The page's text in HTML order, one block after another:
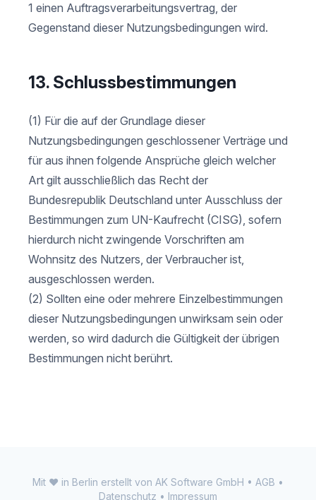
1 einen Auftragsverarbeitungsvertrag, der
Gegenstand dieser Nutzungsbedingungen wird.
13. Schlussbestimmungen
(1) Für die auf der Grundlage dieser
Nutzungsbedingungen geschlossener Verträge und
für aus ihnen folgende Ansprüche gleich welcher
Art gilt ausschließlich das Recht der
Bundesrepublik Deutschland unter Ausschluss der
Bestimmungen zum UN-Kaufrecht (CISG), sofern
hierdurch nicht zwingende Vorschriften am
Wohnsitz des Nutzers, der Verbraucher ist,
ausgeschlossen werden.
(2) Sollten eine oder mehrere Einzelbestimmungen
dieser Nutzungsbedingungen unwirksam sein oder
werden, so wird dadurch die Gültigkeit der übrigen
Bestimmungen nicht berührt.
Mit ♥ in Berlin erstellt von AK Software GmbH • AGB •
Datenschutz • Impressum